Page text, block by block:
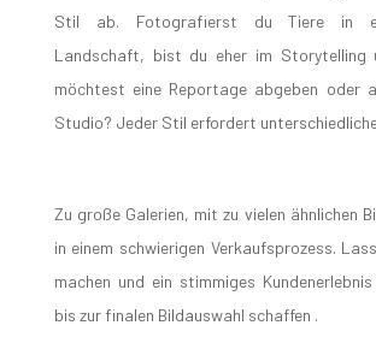
Stil ab. Fotografierst du Tiere in
Landschaft, bist du eher im Storytelling
möchtest eine Reportage abgeben oder
Studio? Jeder Stil erfordert
Zu große Galerien, mit zu vielen ähnlichen
in einem schwierigen Verkaufsprozess.
machen und ein stimmiges
bis zur finalen Bildauswahl schaffen .